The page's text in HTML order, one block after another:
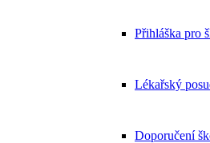
Přihláška pro
Lékařský
Doporučení